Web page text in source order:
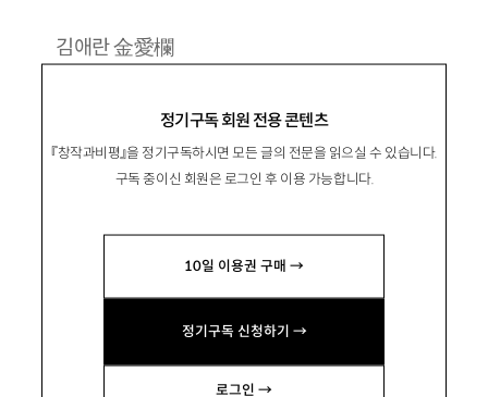
정기구독 회원 전용 콘텐츠
『창작과비평』을 정기구독하시면 모든 글의 전문을 읽으실 수 있습니다.
구독 중이신 회원은 로그인 후 이용 가능합니다.
10일 이용권 구매 →
정기구독 신청하기 →
로그인 →
김애란金愛欄
소설집 『달려라, 아비』 『침이 고인다』 『비행운』 『바깥은
여름』 『안녕이라 그랬어』, 장편소설 『두근두근 내 인생』
brokenname@empas.com